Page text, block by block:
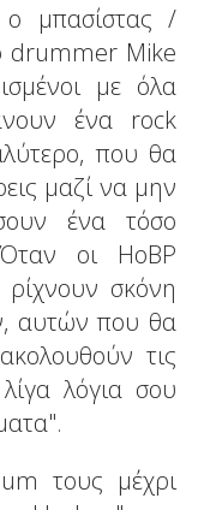
ο μπασίστας /
drummer Mike
με όλα
ένα rock
που θα
μαζί να μην
ένα τόσο
οι HoBP
σκόνη
αυτών που θα
τις
λόγια σου
τους μέχρι